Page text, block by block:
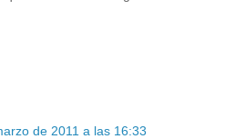
de 2011 a las 16:33